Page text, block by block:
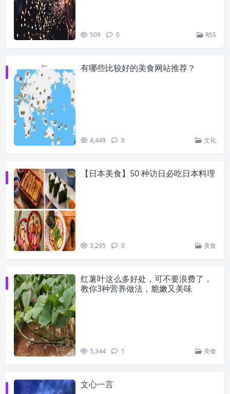
509 0 RSS
有哪些比较好的美食网站推荐？
4,449 0 文化
【日本美食】50 种访日必吃日本料理
3,295 0 美食
红薯叶这么多好处，可不要浪费了，
教你3种营养做法，脆嫩又美味
5,344 1 美食
文心一言